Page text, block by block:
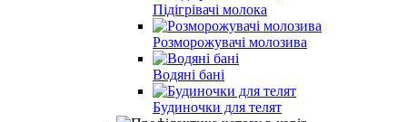
Підігрівачі молока
Розморожувачі молозива
Водяні бані
Будиночки для телят